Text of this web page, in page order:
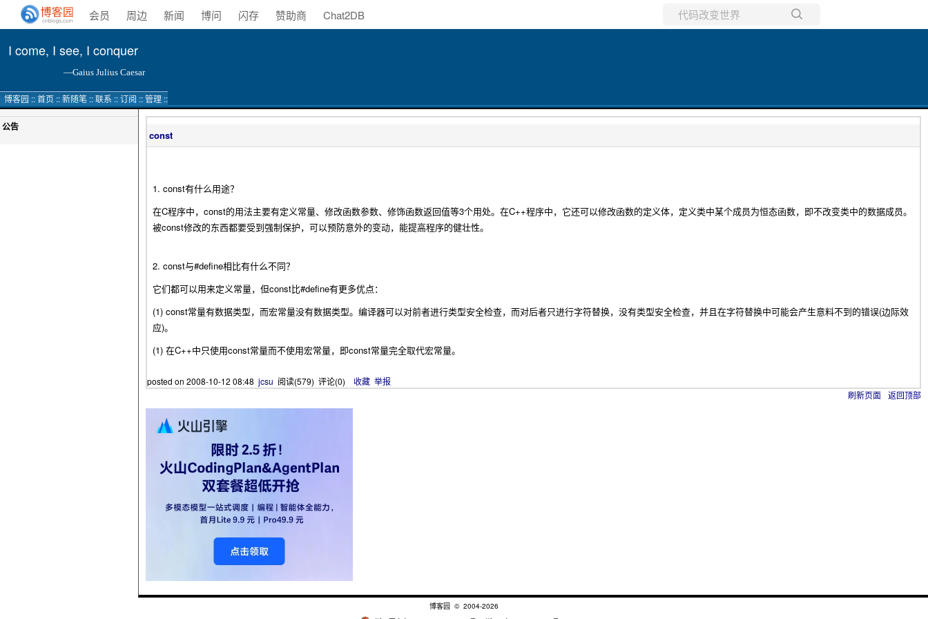
会员 周边 新闻 博问 闪存 赞助商 Chat2DB
I come, I see, I conquer
—Gaius Julius Caesar
博客园 ::首页 ::新随笔 ::联系 ::订阅 ::管理 ::
公告
const
1. const有什么用途？
在C程序中，const的用法主要有定义常量、修改函数参数、修饰函数返回值等3个用处。在C++程序中，它还可以修改函数的定义体，定义类中某个成员为恒态函数，即不改变类中的数据成员。
被const修改的东西都要受到强制保护，可以预防意外的变动，能提高程序的健壮性。
2. const与#define相比有什么不同？
它们都可以用来定义常量，但const比#define有更多优点：
(1) const常量有数据类型，而宏常量没有数据类型。编译器可以对前者进行类型安全检查，而对后者只进行字符替换，没有类型安全检查，并且在字符替换中可能会产生意料不到的错误(边际效
应)。
(1) 在C++中只使用const常量而不使用宏常量，即const常量完全取代宏常量。
posted on 2008-10-12 08:48 jcsu 阅读(579) 评论(0) 收藏 举报
刷新页面 返回顶部
博客园 © 2004-2026